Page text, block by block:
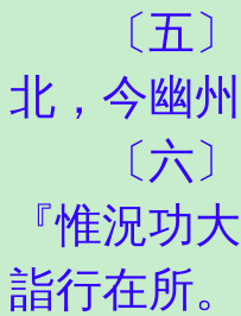
〔五〕
北，今幽州
〔六〕
『惟況功
詣行在所。